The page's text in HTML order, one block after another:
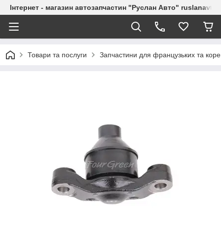
Інтернет - магазин автозапчастин "Руслан Авто"
Товари та послуги Запчастини для французьких та